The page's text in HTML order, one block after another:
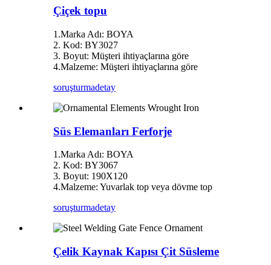
Çiçek topu
1.Marka Adı: BOYA
2. Kod: BY3027
3. Boyut: Müşteri ihtiyaçlarına göre
4.Malzeme: Müşteri ihtiyaçlarına göre
soruşturmadetay
Süs Elemanları Ferforje
1.Marka Adı: BOYA
2. Kod: BY3067
3. Boyut: 190X120
4.Malzeme: Yuvarlak top veya dövme top
soruşturmadetay
Çelik Kaynak Kapısı Çit Süsleme